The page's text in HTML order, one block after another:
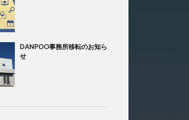
DANPOO事務所移転のお知ら
せ